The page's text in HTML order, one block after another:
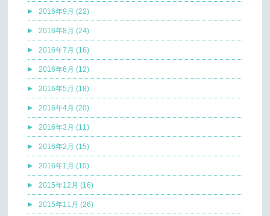
2016年9月 (22)
2016年8月 (24)
2016年7月 (16)
2016年6月 (12)
2016年5月 (18)
2016年4月 (20)
2016年3月 (11)
2016年2月 (15)
2016年1月 (10)
2015年12月 (16)
2015年11月 (26)